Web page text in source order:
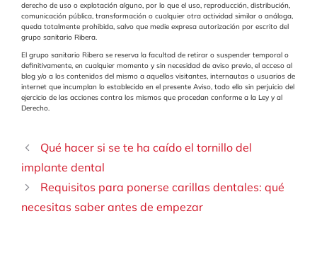
derecho de uso o explotación alguno, por lo que el uso, reproducción, distribución,
comunicación pública, transformación o cualquier otra actividad similar o análoga,
queda totalmente prohibida, salvo que medie expresa autorización por escrito del
grupo sanitario Ribera.
El grupo sanitario Ribera se reserva la facultad de retirar o suspender temporal o
definitivamente, en cualquier momento y sin necesidad de aviso previo, el acceso al
blog y/o a los contenidos del mismo a aquellos visitantes, internautas o usuarios de
internet que incumplan lo establecido en el presente Aviso, todo ello sin perjuicio del
ejercicio de las acciones contra los mismos que procedan conforme a la Ley y al
Derecho.
Qué hacer si se te ha caído el tornillo del
implante dental
Requisitos para ponerse carillas dentales: qué
necesitas saber antes de empezar